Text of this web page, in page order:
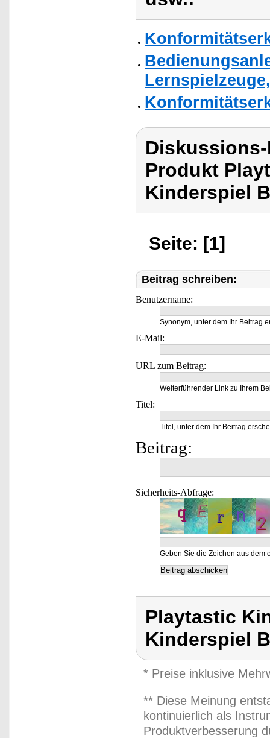
Produkt
Kinderspiel
Seite: [1]
Beitrag schreiben:
Benutzername:
Synonym, unter dem Ihr Beitrag
E-Mail:
URL zum Beitrag:
Weiterführender Link zu Ihrem
Titel:
Titel, unter dem Ihr Beitrag
Beitrag:
Sicherheits-Abfrage:
Geben Sie die Zeichen aus dem
Playtastic
Kinderspiel
* Preise inklusive
** Diese Meinung
kontinuierlich als
Produktverbesserung